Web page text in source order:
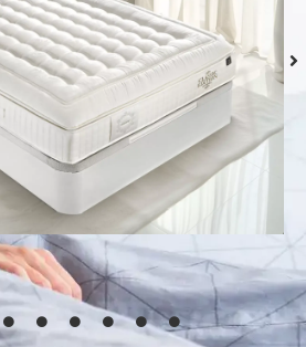
S-Grafeno Hannes
Desde 769,00 €
Seleccionar
opciones